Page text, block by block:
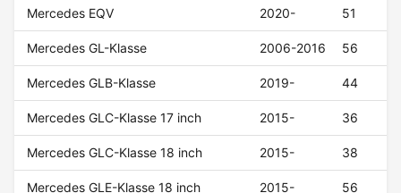
Mercedes EQV 2020- 51
Mercedes GL-Klasse 2006-2016 56
Mercedes GLB-Klasse 2019- 44
Mercedes GLC-Klasse 17 inch 2015- 36
Mercedes GLC-Klasse 18 inch 2015- 38
Mercedes GLE-Klasse 18 inch 2015- 56